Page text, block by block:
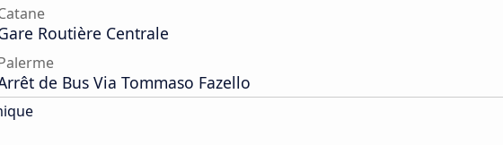
Routière Centrale
de Bus Via Tommaso Fazello